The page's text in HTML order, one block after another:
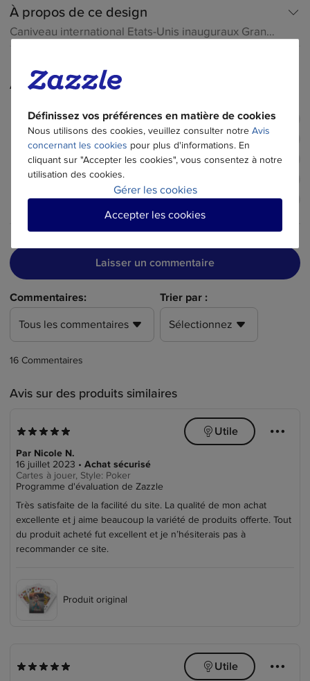
Définissez vos préférences en matière de cookies
Nous utilisons des cookies, veuillez consulter notre Avis
concernant les cookies pour plus d'informations. En
cliquant sur "Accepter les cookies", vous consentez à notre
utilisation des cookies.
Gérer les cookies
Accepter les cookies
À propos de ce design
Caniveau international Etats-Unis inauguraux Grand prix
썖
Avis des clients
4.9
4.9 sur 5 étoiles
(16)
16 Nombres de Commentaires
5
15 avis au total avec 5 étoiles
1 avis au total avec 4 étoiles
3
0 avis au total avec 3 étoiles
2
0 avis au total avec 2 étoiles
1
0 avis au total avec 1 étoiles
Laisser un commentaire
16 Commentaires
Commentaires:
Tous les commentaires
Trier par :
Sélectionnez
Avis sur des produits similaires
5.0 sur 5 étoiles
5 sur 5 étoiles 쒖 Utile 쏄
Par Nicole N.
16 juillet 2023 • Achat sécurisé
Cartes à jouer, Style: Poker
Programme d'évaluation de Zazzle
Très satisfaite de la facilité du site. La qualité de mon achat
excellente et j aime beaucoup la variété de produits offerte. Tout
du produit acheté fut excellent et je n’hésiterais pas à
recommander ce site.
Produit original
5.0 sur 5 étoiles
5 sur 5 étoiles 쒖 Utile 쏄